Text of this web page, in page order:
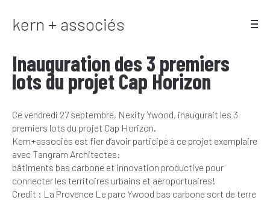
kern + associés
Inauguration des 3 premiers
lots du projet Cap Horizon
Ce vendredi 27 septembre, Nexity Ywood, inaugurait les 3
premiers lots du projet Cap Horizon.
Kern+associés est fier d’avoir participé à ce projet exemplaire
avec Tangram Architectes:
bâtiments bas carbone et innovation productive pour
connecter les territoires urbains et aéroportuaires!
Credit : La Provence Le parc Ywood bas carbone sort de terre